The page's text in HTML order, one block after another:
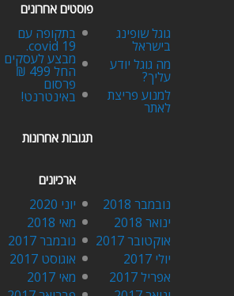
פוסטים אחרונים
בתקופה עם
covid 19.
מבצע לעסקים
החל 499 ₪
פרסום
באינטרנט!
גוגל שופינג
בישראל
מה גוגל יודע
עליך?
למנוע פריצת
לאתר
תגובות אחרונות
ארכיונים
יוני 2020
נובמבר 2018
מאי 2018
ינואר 2018
נובמבר 2017
אוקטובר 2017
אוגוסט 2017
יולי 2017
מאי 2017
אפריל 2017